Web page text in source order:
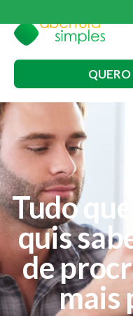
Tudo
quis
de
mais